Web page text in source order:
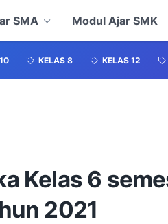
SMA Modul Ajar SMK
KELAS 8 KELAS 12
Kelas 6
2021